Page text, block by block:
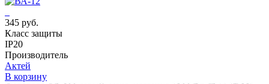
345 руб.
Класс защиты
IP20
Производитель
Актей
В корзину